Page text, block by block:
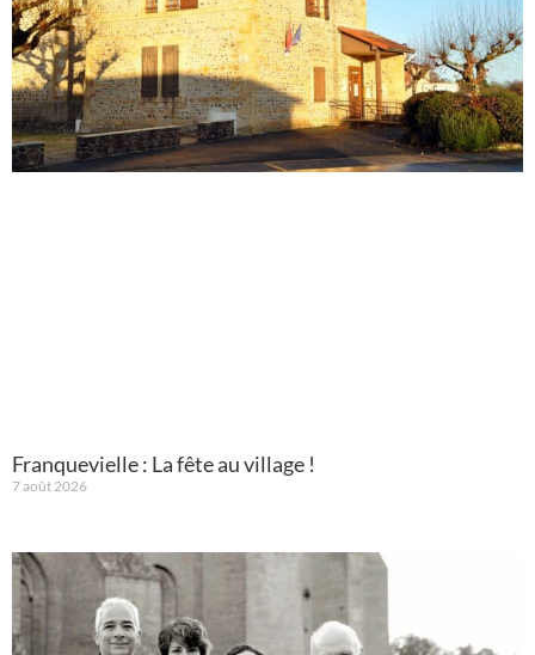
Franquevielle : La fête au village !
7 août 2026